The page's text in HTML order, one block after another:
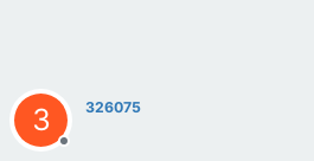
3
Offline
326075